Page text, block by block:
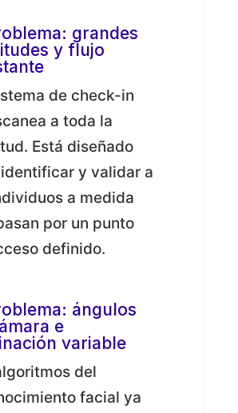
grandes
y flujo
de check-in
a toda la
Está diseñado
y validar a
a medida
por un punto
definido.
ángulos
e
variable
del
facial ya